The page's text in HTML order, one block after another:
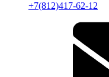
+7(812)417-62-12